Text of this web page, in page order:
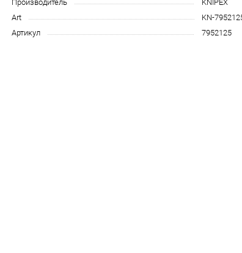
Производитель
KNIPEX
Art
KN-
Артикул
7952125